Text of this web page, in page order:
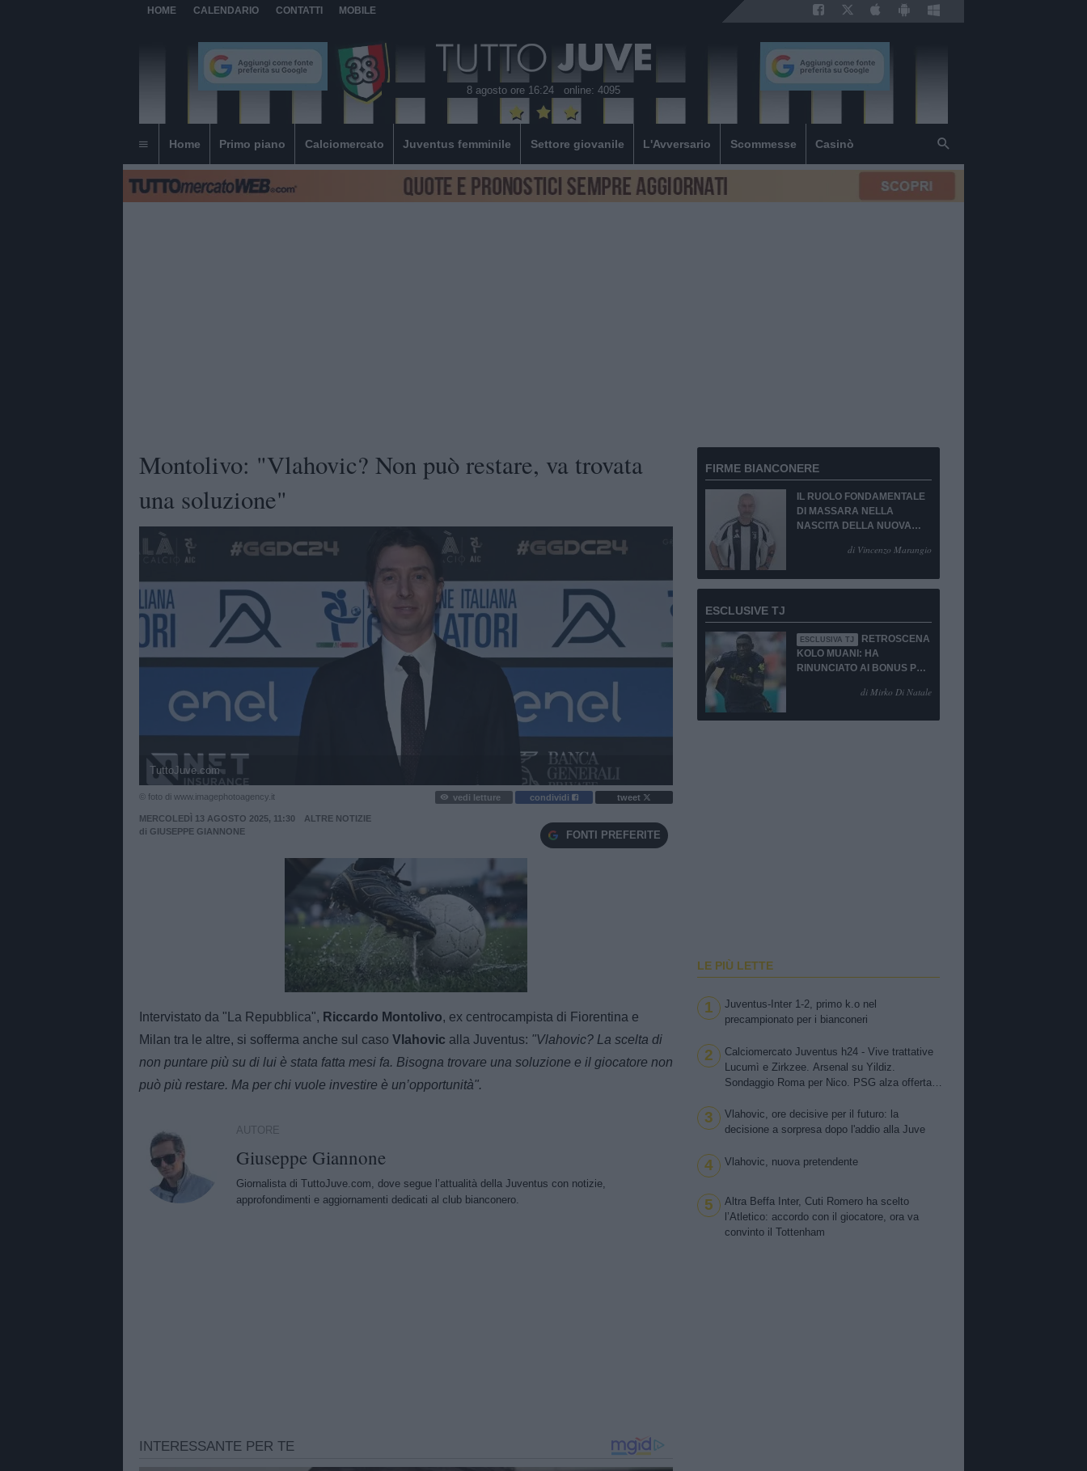
HOME CALENDARIO CONTATTI MOBILE
8 agosto ore 16:24 online: 4095
Home Primo piano Calciomercato Juventus femminile Settore giovanile L'Avversario Scommesse Casinò
Montolivo: "Vlahovic? Non può restare, va trovata
una soluzione"
TuttoJuve.com
© foto di www.imagephotoagency.it vedi letture condividi tweet
MERCOLEDÌ 13 AGOSTO 2025, 11:30
ALTRE NOTIZIE
di GIUSEPPE GIANNONE FONTI PREFERITE
Unmute
100.00%
Intervistato da "La Repubblica", Riccardo Montolivo, ex centrocampista di Fiorentina e
Milan tra le altre, si sofferma anche sul caso Vlahovic alla Juventus: "Vlahovic? La scelta di
non puntare più su di lui è stata fatta mesi fa. Bisogna trovare una soluzione e il giocatore non
può più restare. Ma per chi vuole investire è un’opportunità".
AUTORE
Giuseppe Giannone
Giornalista di TuttoJuve.com, dove segue l’attualità della Juventus con notizie,
approfondimenti e aggiornamenti dedicati al club bianconero.
FIRME BIANCONERE
IL RUOLO FONDAMENTALE
DI MASSARA NELLA
NASCITA DELLA NUOVA
di Vincenzo Marangio
ESCLUSIVE TJ
ESCLUSIVA TJ
RETROSCENA
KOLO MUANI: HA
RINUNCIATO AI BONUS PUR
di Mirko Di Natale
LE PIÙ LETTE
1
Juventus-Inter 1-2, primo k.o nel
precampionato per i bianconeri
2
Calciomercato Juventus h24 - Vive trattative
Lucumì e Zirkzee. Arsenal su Yildiz.
Sondaggio Roma per Nico. PSG alza offerta
Zhegrova non vuole partire. Sorloth sul
mercato. Vlahovic, nuova pretendente
3
Vlahovic, ore decisive per il futuro: la
decisione a sorpresa dopo l'addio alla Juve
4 Vlahovic, nuova pretendente
5
Altra Beffa Inter, Cuti Romero ha scelto
l’Atletico: accordo con il giocatore, ora va
convinto il Tottenham